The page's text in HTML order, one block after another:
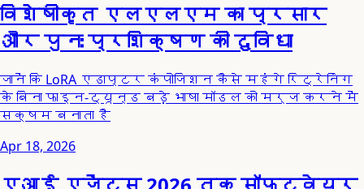
विशेषीकृत एलएलएम का प्रसार
और पुनः प्रशिक्षण की दुविधा
जानें कि LoRA एडाप्टर कंपोजिशन कैसे महंगे रिट्रेनिंग
के बिना फाइन-ट्यून्ड बड़े भाषा मॉडल को मर्ज करने में
सक्षम बनाता है
Apr 18, 2026